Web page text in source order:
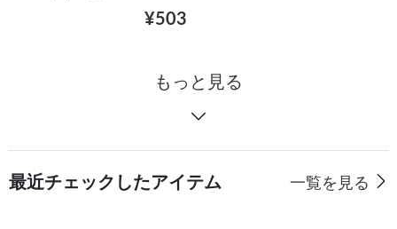
¥503
もっと見る
最近チェックしたアイテム 一覧を見る